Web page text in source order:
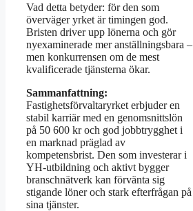
Vad detta betyder: för den som
överväger yrket är timingen god.
Bristen driver upp lönerna och gör
nyexaminerade mer anställningsbara –
men konkurrensen om de mest
kvalificerade tjänsterna ökar.
Sammanfattning:
Fastighetsförvaltaryrket erbjuder en
stabil karriär med en genomsnittslön
på 50 600 kr och god jobbtrygghet i
en marknad präglad av
kompetensbrist. Den som investerar i
YH-utbildning och aktivt bygger
branschnätverk kan förvänta sig
stigande löner och stark efterfrågan på
sina tjänster.